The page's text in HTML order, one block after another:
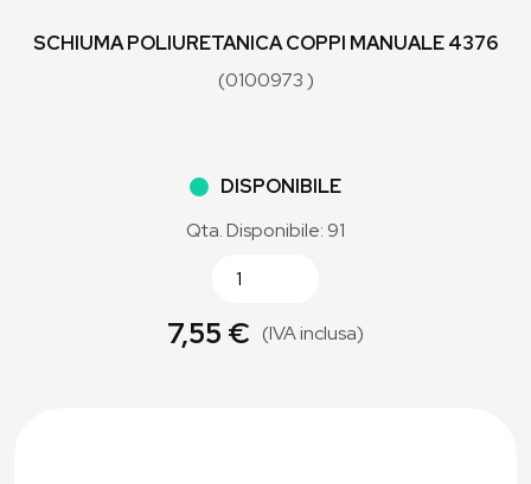
SCHIUMA POLIURETANICA COPPI MANUALE 4376
(0100973 )
DISPONIBILE
Qta. Disponibile: 91
7,55 € (IVA inclusa)